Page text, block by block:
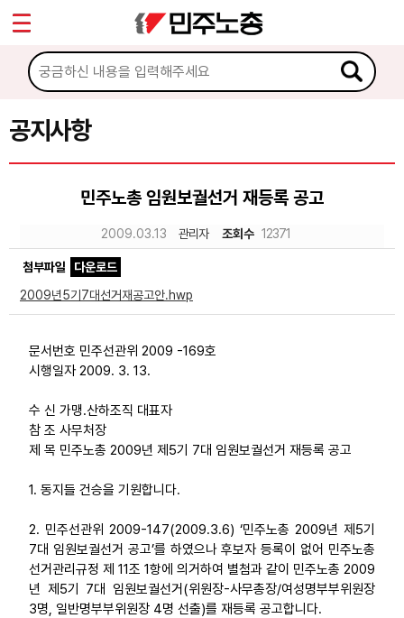
공지사항
민주노총 임원보궐선거 재등록 공고
2009.03.13 관리자 조회수 12371
첨부파일
다운로드
2009년5기7대선거재공고안.hwp
문서번호 민주선관위 2009 -169호
시행일자 2009. 3. 13.
수 신 가맹․산하조직 대표자
참 조 사무처장
제 목 민주노총 2009년 제5기 7대 임원보궐선거 재등록 공고
1. 동지들 건승을 기원합니다.
2. 민주선관위 2009-147(2009.3.6) ‘민주노총 2009년 제5기
7대 임원보궐선거 공고’를 하였으나 후보자 등록이 없어 민주노총
선거관리규정 제 11조 1항에 의거하여 별첨과 같이 민주노총 2009
년 제5기 7대 임원보궐선거(위원장-사무총장/여성명부부위원장
3명, 일반명부부위원장 4명 선출)를 재등록 공고합니다.
마이페이지
소개
소식
공지사항
노동상담
업무
Sketchbook5, 스케치북5
Sketchbook5, 스케치북5